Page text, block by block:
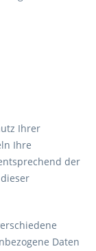
Ihrer
Ihre
der
Daten